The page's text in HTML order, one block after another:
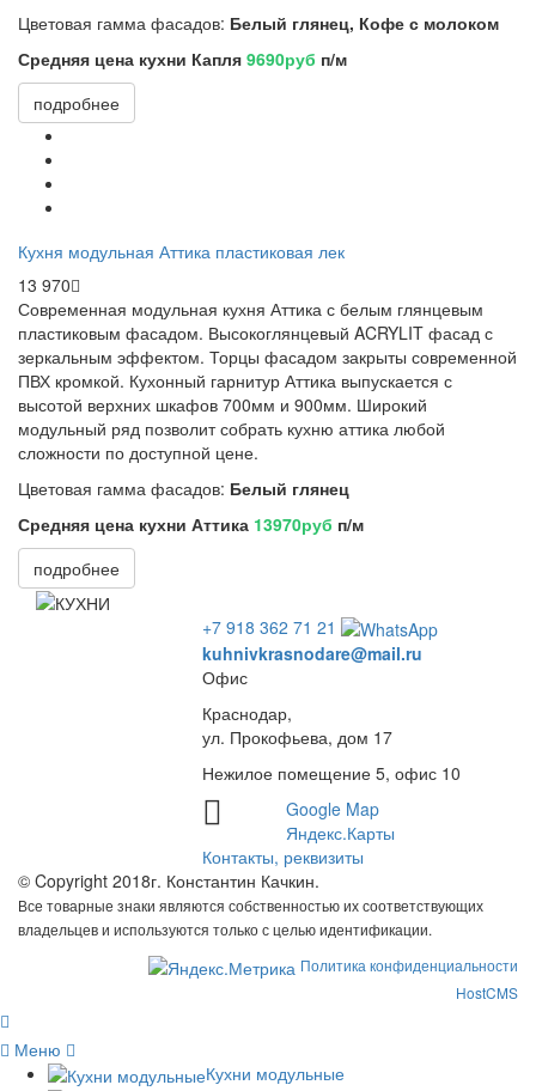
Цветовая гамма фасадов: Белый глянец, Кофе с молоком
Средняя цена кухни Капля 9690руб п/м
подробнее
Кухня модульная Аттика пластиковая лек
13 970
Современная модульная кухня Аттика с белым глянцевым
пластиковым фасадом. Высокоглянцевый ACRYLIT фасад с
зеркальным эффектом. Торцы фасадом закрыты современной
ПВХ кромкой. Кухонный гарнитур Аттика выпускается с
высотой верхних шкафов 700мм и 900мм. Широкий
модульный ряд позволит собрать кухню аттика любой
сложности по доступной цене.
Цветовая гамма фасадов: Белый глянец
Средняя цена кухни Аттика 13970руб п/м
подробнее
+7 918 362 71 21
kuhnivkrasnodare@mail.ru
Офис
Краснодар,
ул. Прокофьева, дом 17
Нежилое помещение 5, офис 10
Google Map
Яндекс.Карты
Контакты, реквизиты
© Copyright 2018г. Константин Качкин.
Все товарные знаки являются собственностью их соответствующих
владельцев и используются только с целью идентификации.
Политика конфиденциальности
HostCMS
Меню
Кухни модульные